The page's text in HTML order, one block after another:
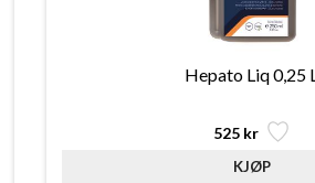
Hepato Liq 0,25 L
525 kr